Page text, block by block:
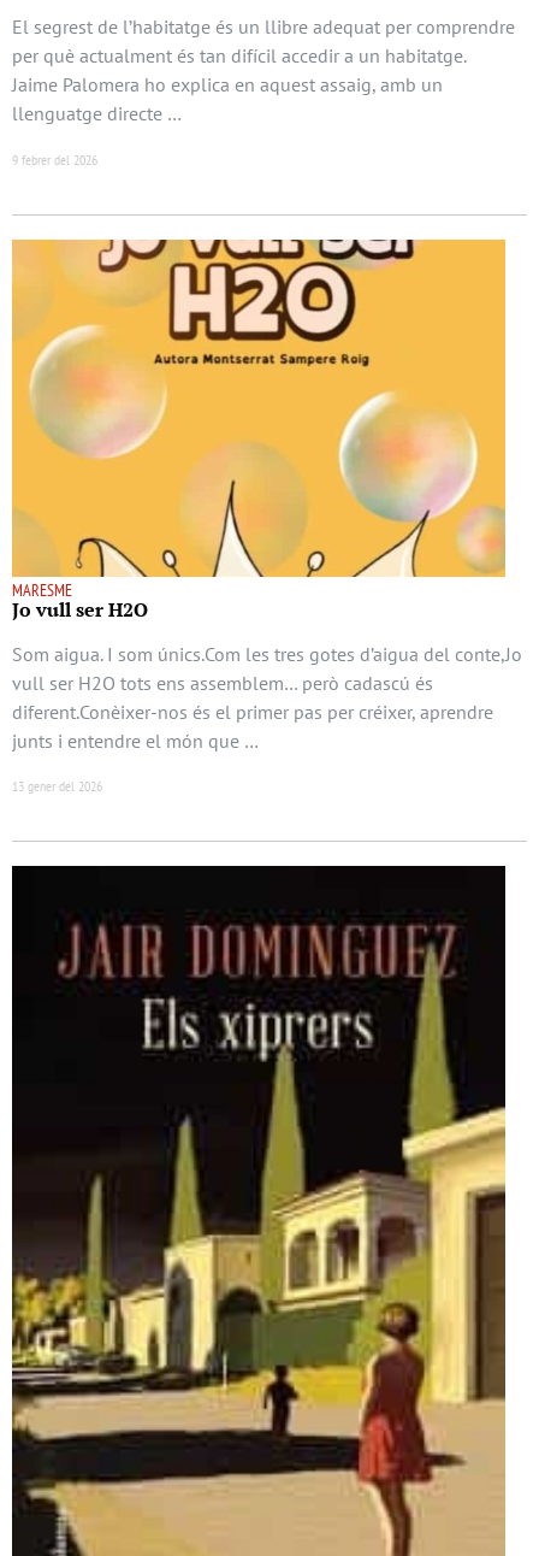
El segrest de l’habitatge és un llibre adequat per comprendre
per què actualment és tan difícil accedir a un habitatge.
Jaime Palomera ho explica en aquest assaig, amb un
llenguatge directe …
9 febrer del 2026
MARESME
Jo vull ser H2O
Som aigua. I som únics.Com les tres gotes d’aigua del conte,Jo
vull ser H2O tots ens assemblem… però cadascú és
diferent.Conèixer-nos és el primer pas per créixer, aprendre
junts i entendre el món que …
13 gener del 2026